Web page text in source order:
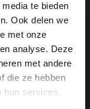
te bieden
Ook delen we
met onze
analyse. Deze
met andere
die ze hebben
hun services.
×
Would